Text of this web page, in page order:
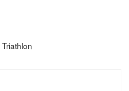
Triathlon